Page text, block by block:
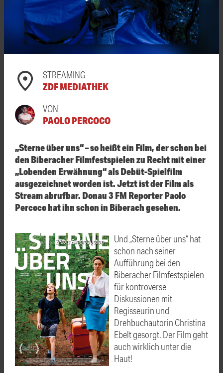
STREAMING
ZDF MEDIATHEK
VON
PAOLO PERCOCO
„Sterne über uns“ – so heißt ein Film, der schon bei
den Biberacher Filmfestspielen zu Recht mit einer
„Lobenden Erwähnung“ als Debüt-Spielfilm
ausgezeichnet worden ist. Jetzt ist der Film als
Stream abrufbar. Donau 3 FM Reporter Paolo
Percoco hat ihn schon in Biberach gesehen.
2Pilots Filmproduction
Und „Sterne über uns“ hat
schon nach seiner
Aufführung bei den
Biberacher Filmfestspielen
für kontroverse
Diskussionen mit
Regisseurin und
Drehbuchautorin Christina
Ebelt gesorgt. Der Film geht
auch wirklich unter die
Haut!